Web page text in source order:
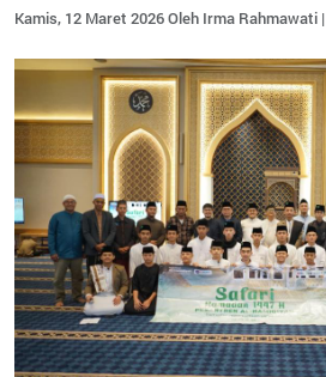
Kamis, 12 Maret 2026 Oleh Irma Rahmawati |